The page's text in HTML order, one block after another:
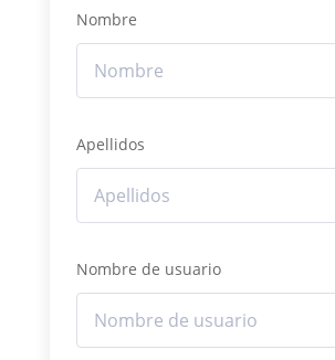
Nombre
Apellidos
Nombre de usuario